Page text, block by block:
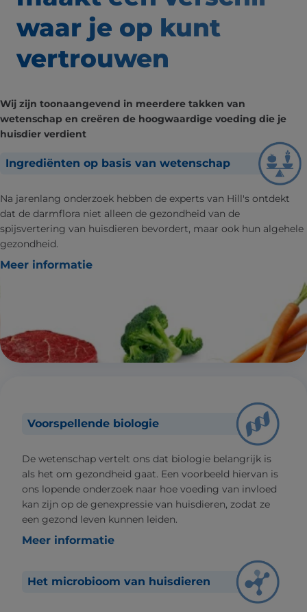
waar je op kunt
vertrouwen
Wij zijn toonaangevend in meerdere takken van
wetenschap en creëren de hoogwaardige voeding die je
huisdier verdient
Ingrediënten op basis van wetenschap
Na jarenlang onderzoek hebben de experts van Hill's ontdekt
dat de darmflora niet alleen de gezondheid van de
spijsvertering van huisdieren bevordert, maar ook hun algehele
gezondheid.
Meer informatie
Voorspellende biologie
De wetenschap vertelt ons dat biologie belangrijk is
als het om gezondheid gaat. Een voorbeeld hiervan is
ons lopende onderzoek naar hoe voeding van invloed
kan zijn op de genexpressie van huisdieren, zodat ze
een gezond leven kunnen leiden.
Meer informatie
Het microbioom van huisdieren